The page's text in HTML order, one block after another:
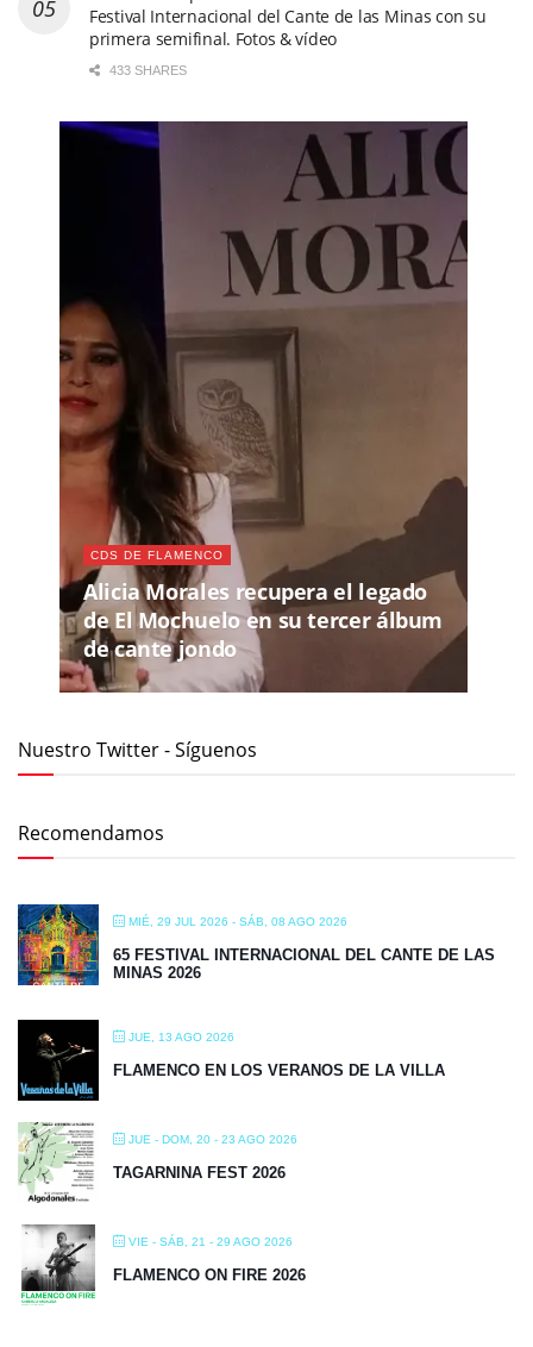
Festival Internacional del Cante de las Minas con su
primera semifinal. Fotos & vídeo
433 SHARES
CDS DE FLAMENCO
Alicia Morales recupera el legado
de El Mochuelo en su tercer álbum
de cante jondo
Nuestro Twitter - Síguenos
Recomendamos
MIÉ, 29 JUL 2026 - SÁB, 08 AGO 2026
65 FESTIVAL INTERNACIONAL DEL CANTE DE LAS
MINAS 2026
JUE, 13 AGO 2026
FLAMENCO EN LOS VERANOS DE LA VILLA
JUE - DOM, 20 - 23 AGO 2026
TAGARNINA FEST 2026
VIE - SÁB, 21 - 29 AGO 2026
FLAMENCO ON FIRE 2026